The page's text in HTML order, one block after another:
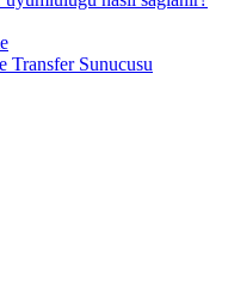
Transfer Sunucusu